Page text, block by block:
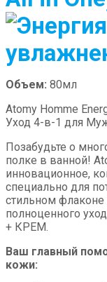
Объем: 80мл
Atomy Homme
Уход 4-в-1 для
Позабудьте о
полке в ванной!
инновационное,
специально для
стильном
полноценного
+ КРЕМ.
Ваш главный
кожи: